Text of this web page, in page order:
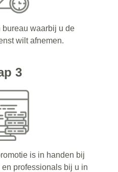
bureau waarbij u de
wilt afnemen.
3
is in handen bij
professionals bij u in